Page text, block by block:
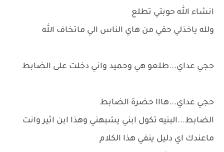
انشاء الله حوبتي تطلع
ولله ياخذلي حقي من هاي الناس الي ماتخاف الله
حجي عداي...طلعو هي وحميد واني دخلت على الضابط
حجي عداي...هااا حضرة الضابط
الضابط...البنيه تكول ابني يشبهني وهذا ابن اثير وانت
ماعندك اي دليل ينفي هذا الكلام